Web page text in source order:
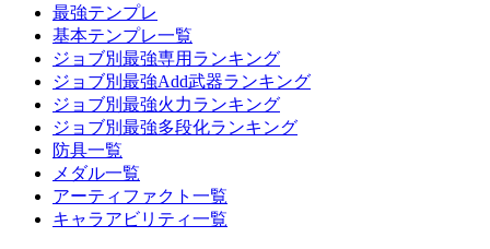
最強テンプレ
基本テンプレ一覧
ジョブ別最強専用ランキング
ジョブ別最強Add武器ランキング
ジョブ別最強火力ランキング
ジョブ別最強多段化ランキング
防具一覧
メダル一覧
アーティファクト一覧
キャラアビリティ一覧